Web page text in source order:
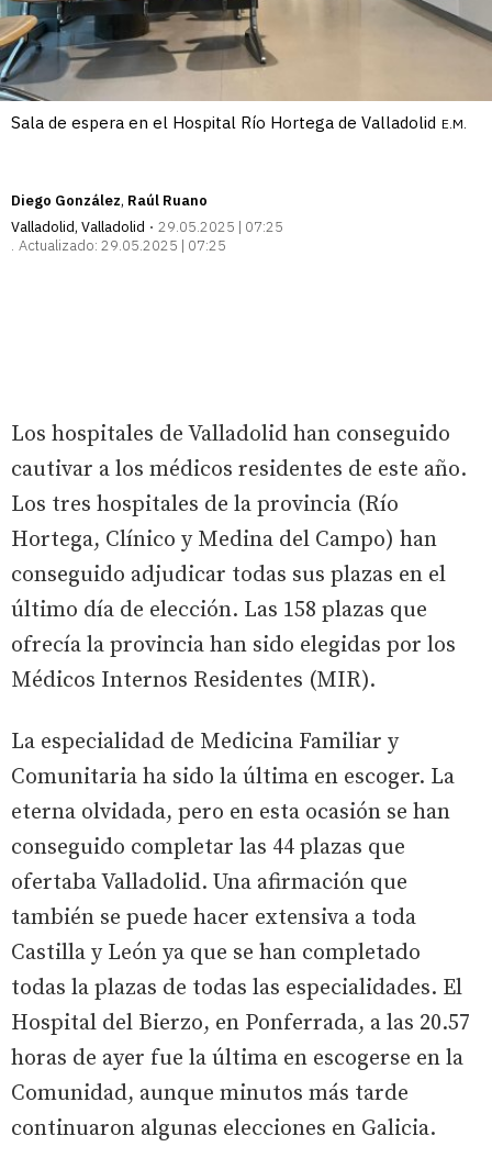
Sala de espera en el Hospital Río Hortega de Valladolid E.M.
Diego González Raúl Ruano
Valladolid, Valladolid
29.05.2025 | 07:25
Actualizado: 29.05.2025 | 07:25
Los hospitales de Valladolid han conseguido
cautivar a los médicos residentes de este año.
Los tres hospitales de la provincia (Río
Hortega, Clínico y Medina del Campo) han
conseguido adjudicar todas sus plazas en el
último día de elección. Las 158 plazas que
ofrecía la provincia han sido elegidas por los
Médicos Internos Residentes (MIR).
La especialidad de Medicina Familiar y
Comunitaria ha sido la última en escoger. La
eterna olvidada, pero en esta ocasión se han
conseguido completar las 44 plazas que
ofertaba Valladolid. Una afirmación que
también se puede hacer extensiva a toda
Castilla y León ya que se han completado
todas la plazas de todas las especialidades. El
Hospital del Bierzo, en Ponferrada, a las 20.57
horas de ayer fue la última en escogerse en la
Comunidad, aunque minutos más tarde
continuaron algunas elecciones en Galicia.